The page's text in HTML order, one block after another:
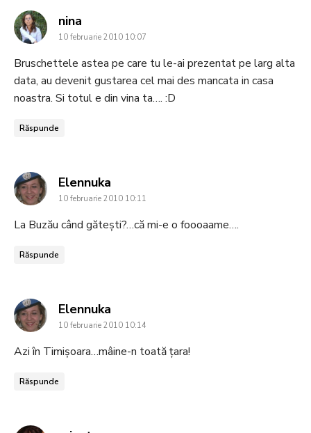
nina
10 februarie 2010 10:07
Bruschettele astea pe care tu le-ai prezentat pe larg alta
data, au devenit gustarea cel mai des mancata in casa
noastra. Si totul e din vina ta…. :D
Răspunde
Elennuka
10 februarie 2010 10:11
La Buzău când găteşti?…că mi-e o foooaame….
Răspunde
Elennuka
10 februarie 2010 10:14
Azi în Timişoara…mâine-n toată ţara!
Răspunde